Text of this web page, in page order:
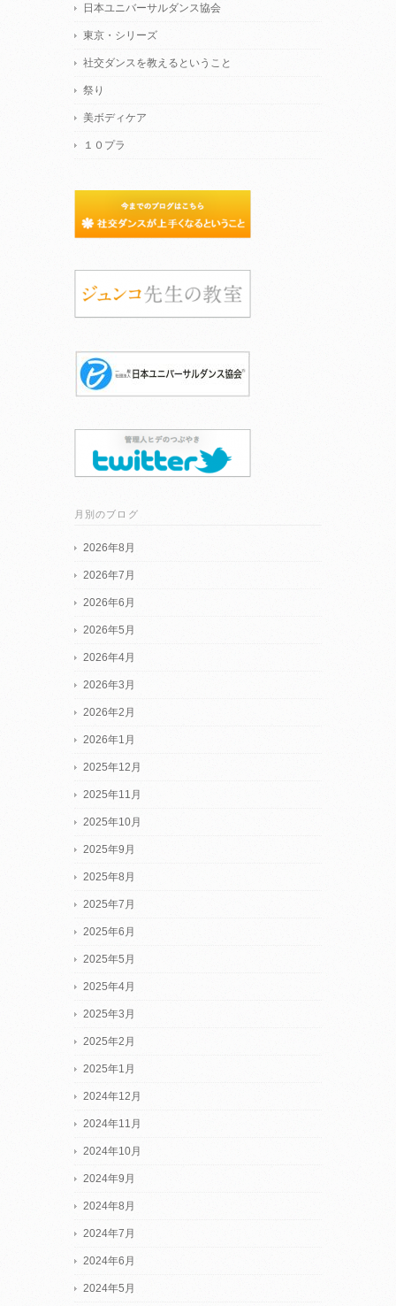
日本ユニバーサルダンス協会
東京・シリーズ
社交ダンスを教えるということ
祭り
美ボディケア
１０プラ
月別のブログ
2026年8月
2026年7月
2026年6月
2026年5月
2026年4月
2026年3月
2026年2月
2026年1月
2025年12月
2025年11月
2025年10月
2025年9月
2025年8月
2025年7月
2025年6月
2025年5月
2025年4月
2025年3月
2025年2月
2025年1月
2024年12月
2024年11月
2024年10月
2024年9月
2024年8月
2024年7月
2024年6月
2024年5月